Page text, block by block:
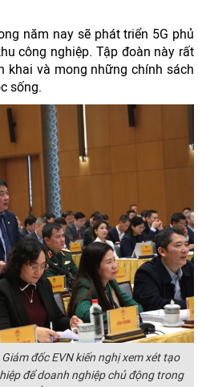
năm nay sẽ phát triển 5G phủ
công nghiệp. Tập đoàn này rất
khai và mong những chính sách
sống.
đốc EVN kiến nghị xem xét tạo
để doanh nghiệp chủ động trong